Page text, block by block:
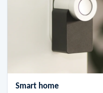
Smart home